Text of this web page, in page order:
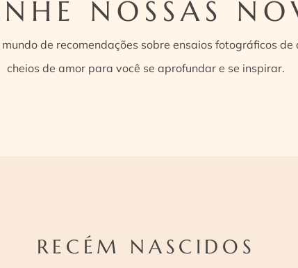
NOSSAS
de recomendações sobre ensaios fotográficos
cheios de amor para você se aprofundar e se inspirar.
RECÉM NASCIDOS